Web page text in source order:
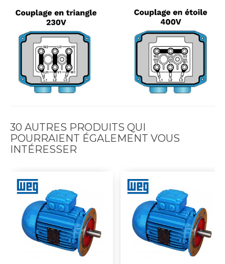
30 AUTRES PRODUITS QUI
POURRAIENT ÉGALEMENT VOUS
INTÉRESSER